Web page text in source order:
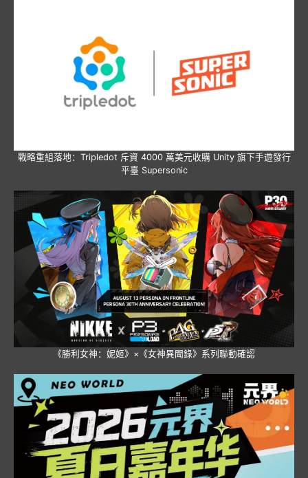
戰略重組落地：Tripledot 斥資 4000 萬美元收購 Unity 旗下手遊發行
平臺 Supersonic
《勝利女神：妮姬》×《女神異聞錄》系列聯動確認